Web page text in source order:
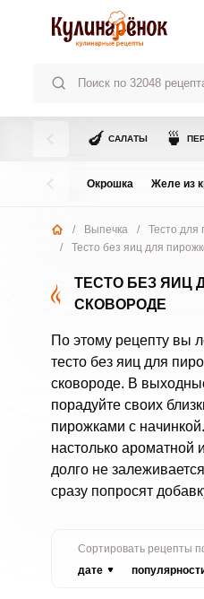
🍆 САЛАТЫ 🍵
Окрошка Желе из
/ Выпечка /
Тесто для
/
Тесто без яиц для
ТЕСТО БЕЗ ЯИЦ
СКОВОРОДЕ
По этому рецепту вы
тесто без яиц для
сковороде. В
порадуйте своих
пирожками с
настолько ароматной
долго не
сразу попросят
Сортировать рецепты
дате